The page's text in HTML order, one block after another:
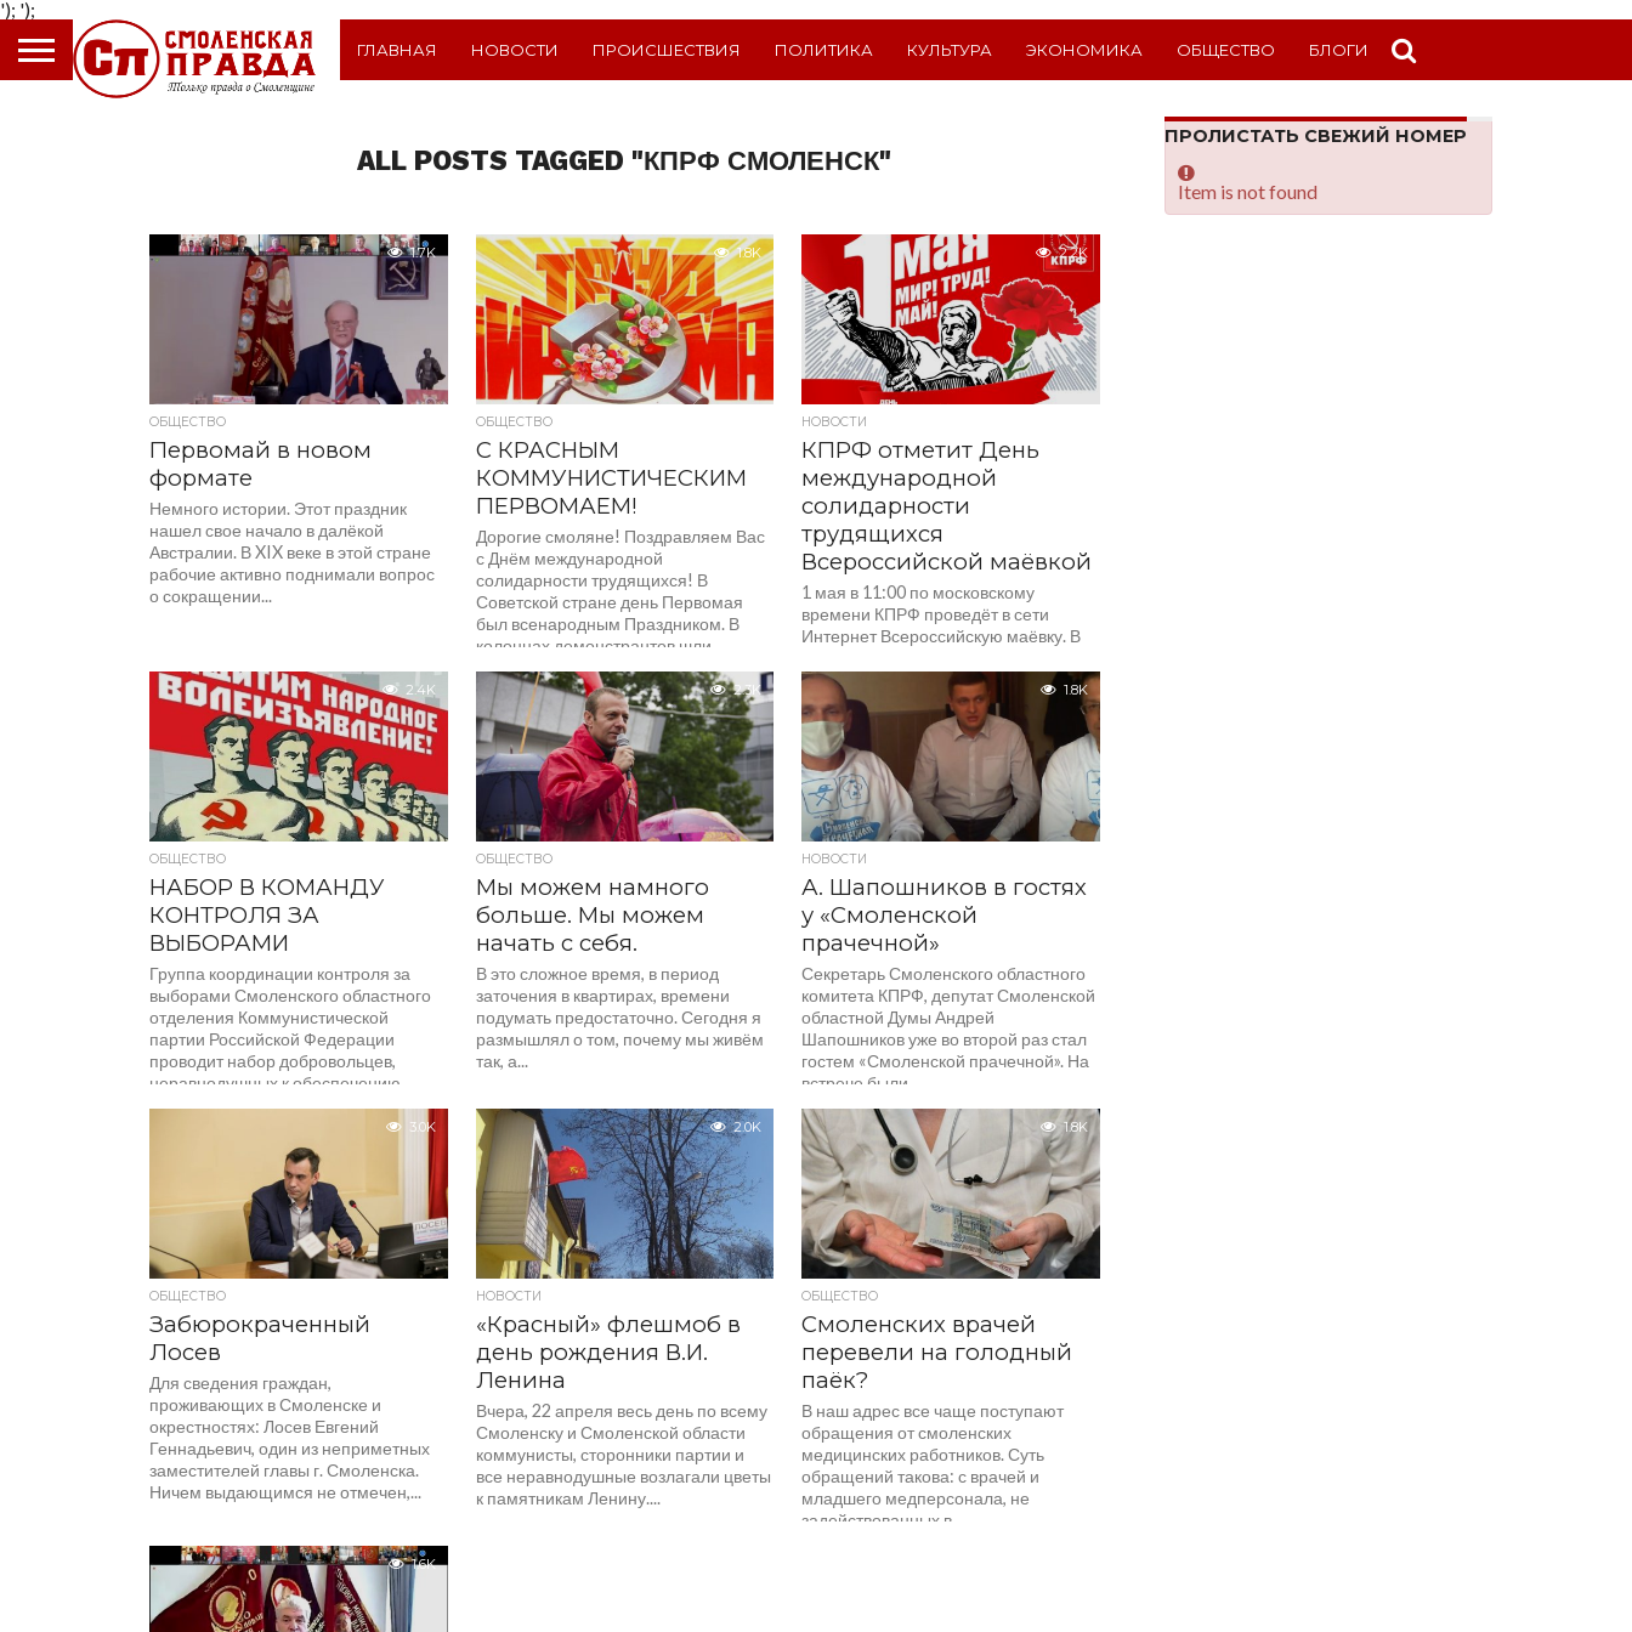
');
ГЛАВНАЯ НОВОСТИ ПРОИСШЕСТВИЯ ПОЛИТИКА КУЛЬТУРА ЭКОНОМИКА ОБЩЕСТВО БЛОГИ
ALL POSTS TAGGED "КПРФ СМОЛЕНСК"
1.7K
ОБЩЕСТВО
Первомай в новом
формате
Немного истории. Этот праздник
нашел свое начало в далёкой
Австралии. В XIX веке в этой стране
рабочие активно поднимали вопрос
о сокращении...
1.8K
ОБЩЕСТВО
С КРАСНЫМ
КОММУНИСТИЧЕСКИМ
ПЕРВОМАЕМ!
Дорогие смоляне! Поздравляем Вас
с Днём международной
солидарности трудящихся! В
Советской стране день Первомая
был всенародным Праздником. В
колоннах демонстрантов шли
представители...
2.2K
НОВОСТИ
КПРФ отметит День
международной
солидарности
трудящихся
Всероссийской маёвкой
1 мая в 11:00 по московскому
времени КПРФ проведёт в сети
Интернет Всероссийскую маёвку. В
партии, региональные партийные...
2.4K
ОБЩЕСТВО
НАБОР В КОМАНДУ
КОНТРОЛЯ ЗА
ВЫБОРАМИ
Группа координации контроля за
выборами Смоленского областного
отделения Коммунистической
партии Российской Федерации
проводит набор добровольцев,
неравнодушных к обеспечению
честных выборов в Смоленском...
2.3K
ОБЩЕСТВО
Мы можем намного
больше. Мы можем
начать с себя.
В это сложное время, в период
заточения в квартирах, времени
подумать предостаточно. Сегодня я
размышлял о том, почему мы живём
так, а...
1.8K
НОВОСТИ
А. Шапошников в гостях
у «Смоленской
прачечной»
Секретарь Смоленского областного
комитета КПРФ, депутат Смоленской
областной Думы Андрей
Шапошников уже во второй раз стал
гостем «Смоленской прачечной». На
встрече были...
3.0K
ОБЩЕСТВО
Забюрокраченный
Лосев
Для сведения граждан,
проживающих в Смоленске и
окрестностях: Лосев Евгений
Геннадьевич, один из неприметных
заместителей главы г. Смоленска.
Ничем выдающимся не отмечен,...
2.0K
НОВОСТИ
«Красный» флешмоб в
день рождения В.И.
Ленина
Вчера, 22 апреля весь день по всему
Смоленску и Смоленской области
коммунисты, сторонники партии и
все неравнодушные возлагали цветы
к памятникам Ленину....
1.8K
ОБЩЕСТВО
Смоленских врачей
перевели на голодный
паёк?
В наш адрес все чаще поступают
обращения от смоленских
медицинских работников. Суть
обращений такова: с врачей и
младшего медперсонала, не
задействованных в...
1.6K
ПРОЛИСТАТЬ СВЕЖИЙ НОМЕР
Item is not found
');